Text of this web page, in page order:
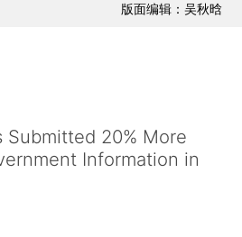
版面编辑：吴秋晗
20% More
Information in